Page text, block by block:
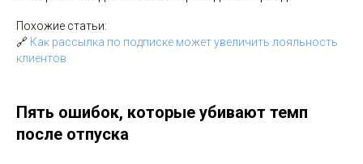
Похожие статьи:
🔗 Как рассылка по подписке может увеличить лояльность
клиентов
Пять ошибок, которые убивают темп
после отпуска